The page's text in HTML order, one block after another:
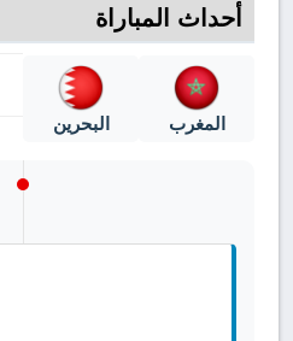
أحداث المباراة
المغرب البحرين